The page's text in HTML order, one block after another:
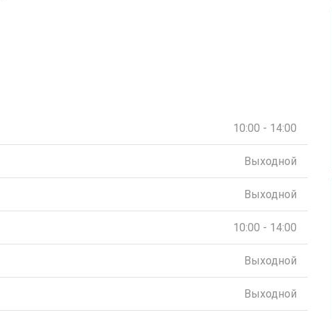
10:00 - 14:00
Выходной
Выходной
10:00 - 14:00
Выходной
Выходной